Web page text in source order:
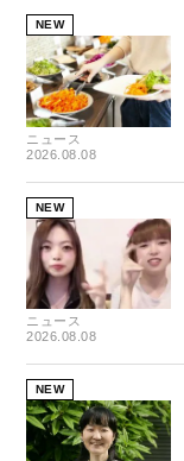
NEW
ニュース
2026.08.08
NEW
ニュース
2026.08.08
NEW